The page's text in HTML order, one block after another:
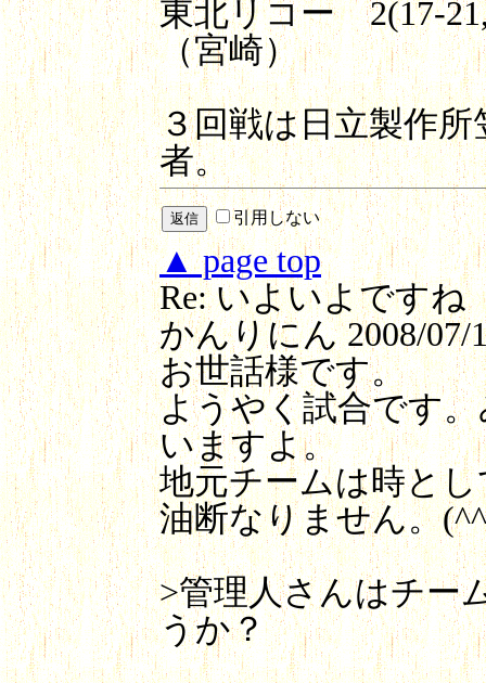
東北リコー 2(17-
（宮崎）
３回戦は日立製作
者。
引用しない
▲ page top
Re: いよいよですね
かんりにん2008/07/
お世話様です。
ようやく試合です
いますよ。
地元チームは時と
油断なりません。
>管理人さんはチー
うか？